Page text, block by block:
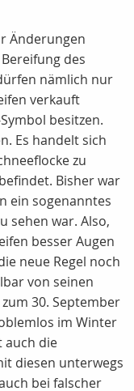
Änderungen
des
nämlich nur
verkauft
besitzen.
Es handelt sich
zu
Bisher war
ein sogenanntes
sehen war. Also,
besser Augen
neue Regel noch
von seinen
30. September
im Winter
auch die
diesen unterwegs
bei falscher